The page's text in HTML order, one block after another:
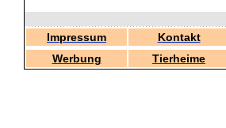
Impressum Kontakt
Werbung
Tierheime